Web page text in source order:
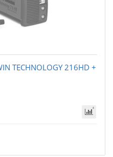
TECHNOLOGY 216HD +